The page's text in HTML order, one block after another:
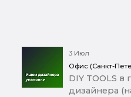
3 Июл
Офис (Санкт-
DIY TOOLS в
дизайнера